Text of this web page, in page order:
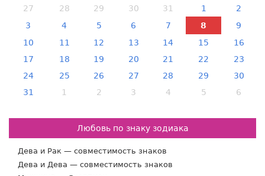
27
28 29 30 31 1
2
3
4 5 6 7 8
9
10
11 12 13 14 15
16
17
18 19 20 21 22
23
24
25 26 27 28 29
30
31
1 2 3 4 5 6
Любовь по знаку зодиака
Дева и Рак — совместимость знаков
Дева и Дева — совместимость знаков